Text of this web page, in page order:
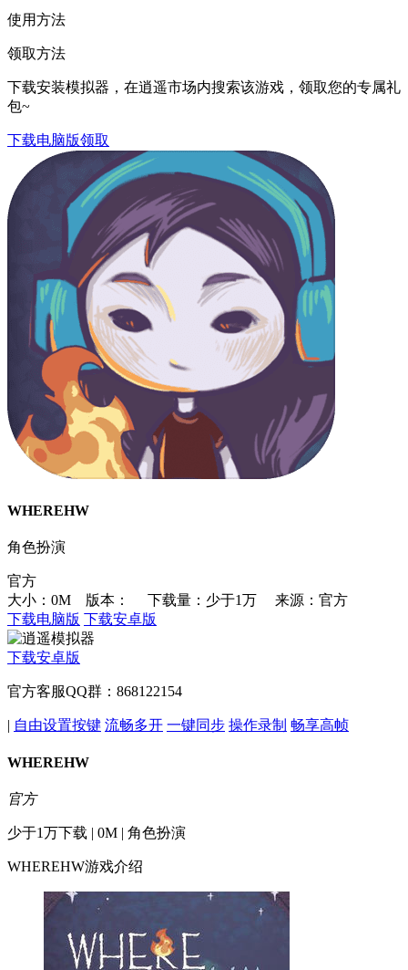
使用方法
领取方法
下载安装模拟器，在逍遥市场内搜索该游戏，领取您的专属礼
包~
下载电脑版领取
WHEREHW
角色扮演
官方
大小：0M 版本：
下载量：少于1万
来源：官方
下载电脑版 下载安卓版
下载安卓版
官方客服QQ群：868122154
| 自由设置按键 流畅多开 一键同步 操作录制 畅享高帧
WHEREHW
官方
少于1万下载 | 0M | 角色扮演
WHEREHW游戏介绍